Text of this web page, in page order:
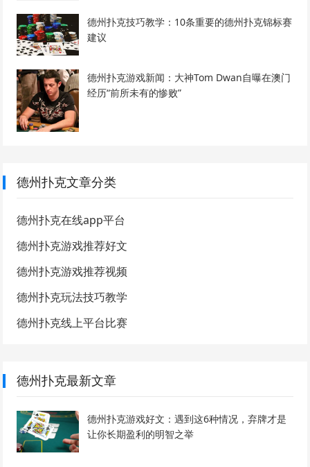
德州扑克技巧教学：10条重要的德州扑克锦标赛
建议
德州扑克游戏新闻：大神Tom Dwan自曝在澳门
经历“前所未有的惨败”
德州扑克文章分类
德州扑克在线app平台
德州扑克游戏推荐好文
德州扑克游戏推荐视频
德州扑克玩法技巧教学
德州扑克线上平台比赛
德州扑克最新文章
德州扑克游戏好文：遇到这6种情况，弃牌才是
让你长期盈利的明智之举